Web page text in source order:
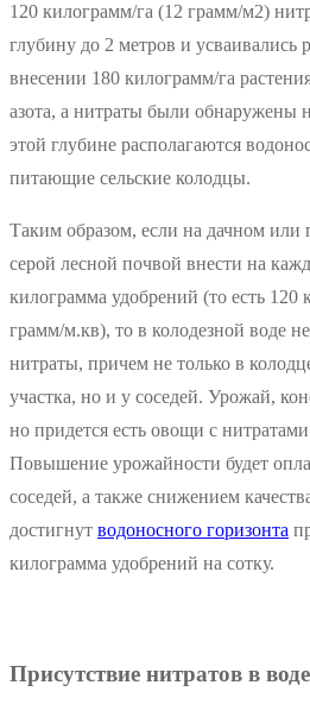
120 килограмм/га (12 грамм/м2)
глубину до 2 метров и усваивались
внесении 180 килограмм/га
азота, а нитраты были обнаружены
этой глубине располагаются
питающие сельские колодцы.
Таким образом, если на дачном или
серой лесной почвой внести на
килограмма удобрений (то есть 120
грамм/м.кв), то в колодезной воде
нитраты, причем не только в
участка, но и у соседей. Урожай,
но придется есть овощи с
Повышение урожайности будет
соседей, а также снижением
достигнут водоносного горизонта
килограмма удобрений на сотку.
Присутствие нитратов в воде